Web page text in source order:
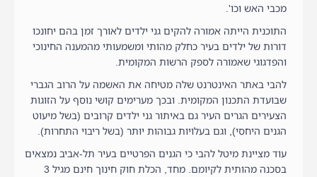
מכבי האש וכו'.
התוכנית הייתה אמורה להקים גני ילדים לאורך זמן בהם יחונכו
דורות של ילדים בעיר כחלק מהותי ומשמעותי מהמענה החינוכי
והפדגוגי שאמורה לספק הרשות המקומית.
להבי באתר האינטרנט שלה מטיחה את האשמה על הרוב הגברי
שבועדת התכנון המקומית. ובכך מערימים קושי נוסף על הזוגות
הצעירים הגרים העיר גם באיתור גני ילדים קרובים (בשל מיעוט
הגנים היחסי), וגם בעלויות גבוהות יותר (בשל ריבוי התחרות).
עוד מציינת מיטל להבי כי הגנים הפרטיים בעיר תל-אביב נמצאים
בסכנה מהותית לקיומם. מחד, הכלת חוק חינוך חינם מגיל 3